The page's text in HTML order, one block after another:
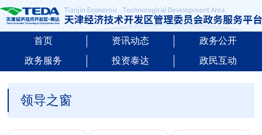
首页 资讯动态
政务公开
政务服务
投资泰达 政民互动
领导之窗